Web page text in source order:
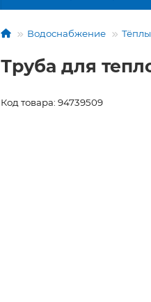
Водоснабжение
Труба для
Код товара: 94739509